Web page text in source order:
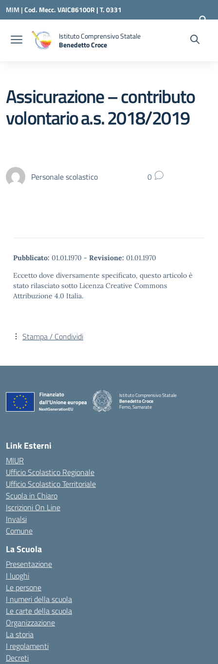
Vai ai contenuti
Vai al menu di navigazione
Vai al footer
MIM |Cod. Mecc. VAIC86100R | T. 0331
240260 | VAIC86100R@ISTRUZIONE.IT
Istituto Comprensivo Statale
Benedetto Croce
Assicurazione – contributo
volontario a.s. 2018/2019
Personale scolastico 0
Pubblicato: 01.01.1970 - Revisione: 01.01.1970
Eccetto dove diversamente specificato, questo articolo è
stato rilasciato sotto Licenza Creative Commons
Attribuzione 4.0 Italia.
Stampa / Condividi
Istituto Comprensivo Statale
Benedetto Croce
Ferno, Samarate
Link Esterni
MIUR
Ufficio Scolastico Regionale
Ufficio Scolastico Territoriale
Scuola in Chiaro
Iscrizioni On Line
Invalsi
Comune
La Scuola
Presentazione
I luoghi
Le persone
I numeri della scuola
Le carte della scuola
Organizzazione
La storia
I regolamenti
Decreti